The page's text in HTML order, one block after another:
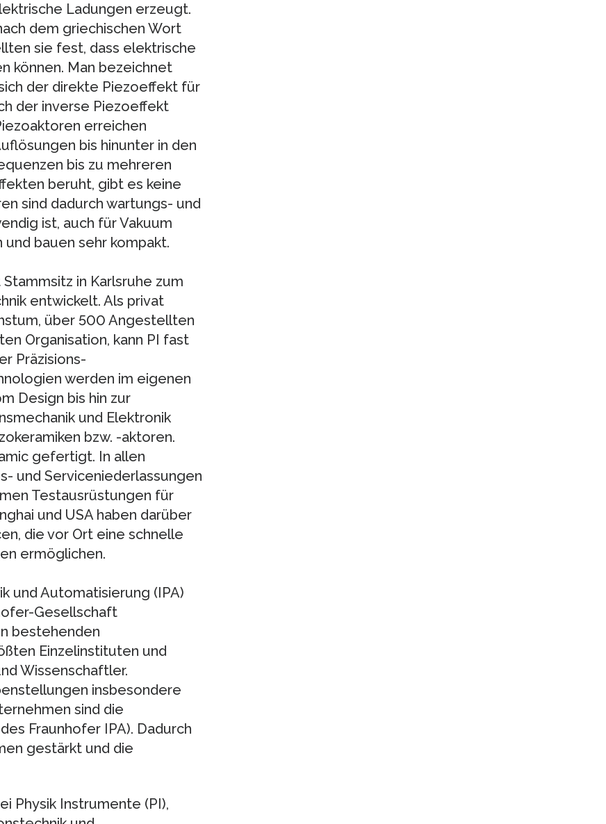
Ladungen erzeugt.
dem griechischen Wort
sie fest, dass elektrische
können. Man bezeichnet
der direkte Piezoeffekt für
der inverse Piezoeffekt
erreichen
bis hinunter in den
bis zu mehreren
beruht, gibt es keine
sind dadurch wartungs- und
ist, auch für Vakuum
bauen sehr kompakt.
in Karlsruhe zum
entwickelt. Als privat
über 500 Angestellten
Organisation, kann PI fast
Präzisions-
werden im eigenen
Design bis hin zur
und Elektronik
bzw. -aktoren.
gefertigt. In allen
und Serviceniederlassungen
Testausrüstungen für
und USA haben darüber
die vor Ort eine schnelle
ermöglichen.
und Automatisierung (IPA)
Gesellschaft
bestehenden
Einzelinstituten und
Wissenschaftler.
insbesondere
sind die
Fraunhofer IPA). Dadurch
gestärkt und die
Physik Instrumente (PI),